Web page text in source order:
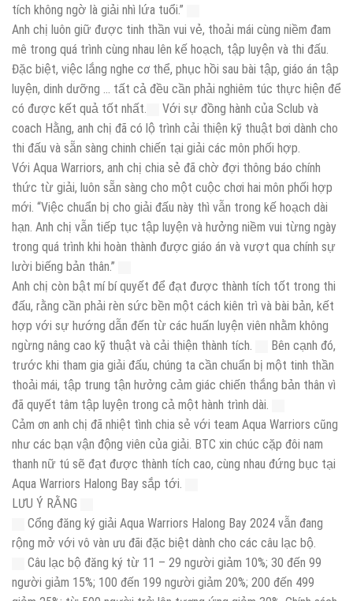
tích không ngờ là giải nhì lứa tuổi.”
Anh chị luôn giữ được tinh thần vui vẻ, thoải mái cùng niềm đam
mê trong quá trình cùng nhau lên kế hoạch, tập luyện và thi đấu.
Đặc biệt, việc lắng nghe cơ thể, phục hồi sau bài tập, giáo án tập
luyện, dinh dưỡng … tất cả đều cần phải nghiêm túc thực hiện để
có được kết quả tốt nhất.
Với sự đồng hành của Sclub và
coach Hằng, anh chị đã có lộ trình cải thiện kỹ thuật bơi dành cho
thi đấu và sẵn sàng chinh chiến tại giải các môn phối hợp.
Với Aqua Warriors, anh chị chia sẻ đã chờ đợi thông báo chính
thức từ giải, luôn sẵn sàng cho một cuộc chơi hai môn phối hợp
mới. “Việc chuẩn bị cho giải đấu này thì vẫn trong kế hoạch dài
hạn. Anh chị vẫn tiếp tục tập luyện và hưởng niềm vui từng ngày
trong quá trình khi hoàn thành được giáo án và vượt qua chính sự
lười biếng bản thân.”
Anh chị còn bật mí bí quyết để đạt được thành tích tốt trong thi
đấu, rằng cần phải rèn sức bền một cách kiên trì và bài bản, kết
hợp với sự hướng dẫn đến từ các huấn luyện viên nhằm không
ngừng nâng cao kỹ thuật và cải thiện thành tích.
Bên cạnh đó,
trước khi tham gia giải đấu, chúng ta cần chuẩn bị một tinh thần
thoải mái, tập trung tận hưởng cảm giác chiến thắng bản thân vì
đã quyết tâm tập luyện trong cả một hành trình dài.
Cảm ơn anh chị đã nhiệt tình chia sẻ với team Aqua Warriors cũng
như các bạn vận động viên của giải. BTC xin chúc cặp đôi nam
thanh nữ tú sẽ đạt được thành tích cao, cùng nhau đứng bục tại
Aqua Warriors Halong Bay sắp tới.
LƯU Ý RẰNG
Cổng đăng ký giải Aqua Warriors Halong Bay 2024 vẫn đang
rộng mở với vô vàn ưu đãi đặc biệt dành cho các câu lạc bộ.
Câu lạc bộ đăng ký từ 11 – 29 người giảm 10%; 30 đến 99
người giảm 15%; 100 đến 199 người giảm 20%; 200 đến 499